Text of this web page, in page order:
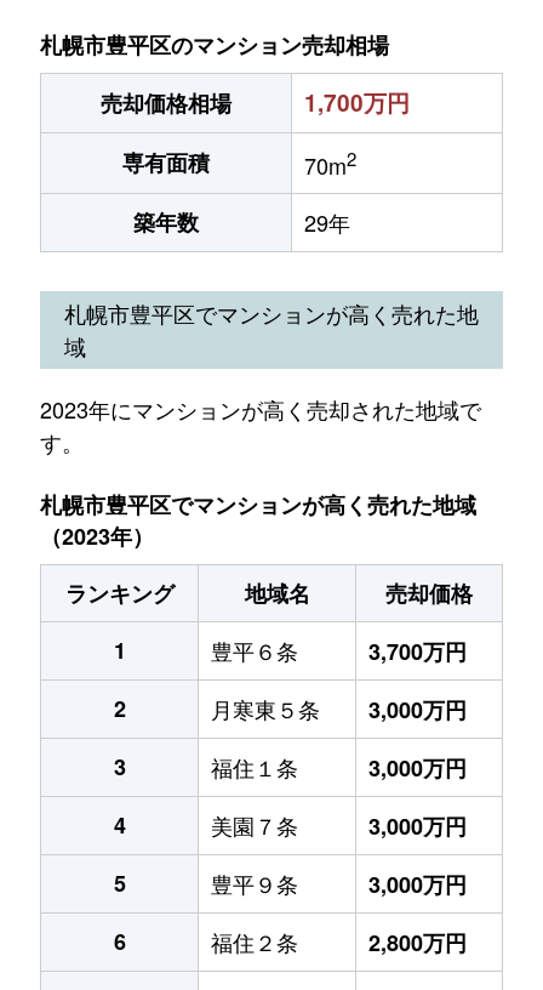
札幌市豊平区のマンション売却相場
売却価格相場
1,700万円
専有面積 70m2
築年数 29年
札幌市豊平区でマンションが高く売れた地
域
2023年にマンションが高く売却された地域で
す。
札幌市豊平区でマンションが高く売れた地域
（2023年）
ランキング
地域名
売却価格
1
豊平６条
3,700万円
2
月寒東５条
3,000万円
3
福住１条
3,000万円
4
美園７条
3,000万円
5
豊平９条
3,000万円
6
福住２条
2,800万円